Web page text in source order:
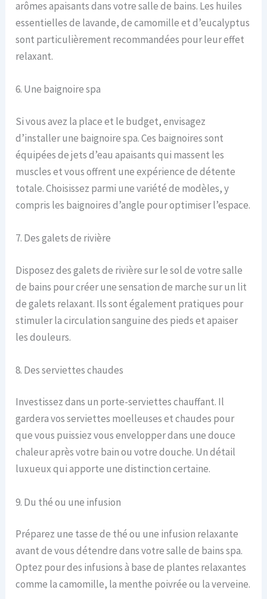
arômes apaisants dans votre salle de bains. Les huiles
essentielles de lavande, de camomille et d’eucalyptus
sont particulièrement recommandées pour leur effet
relaxant.
6. Une baignoire spa
Si vous avez la place et le budget, envisagez
d’installer une baignoire spa. Ces baignoires sont
équipées de jets d’eau apaisants qui massent les
muscles et vous offrent une expérience de détente
totale. Choisissez parmi une variété de modèles, y
compris les baignoires d’angle pour optimiser l’espace.
7. Des galets de rivière
Disposez des galets de rivière sur le sol de votre salle
de bains pour créer une sensation de marche sur un lit
de galets relaxant. Ils sont également pratiques pour
stimuler la circulation sanguine des pieds et apaiser
les douleurs.
8. Des serviettes chaudes
Investissez dans un porte-serviettes chauffant. Il
gardera vos serviettes moelleuses et chaudes pour
que vous puissiez vous envelopper dans une douce
chaleur après votre bain ou votre douche. Un détail
luxueux qui apporte une distinction certaine.
9. Du thé ou une infusion
Préparez une tasse de thé ou une infusion relaxante
avant de vous détendre dans votre salle de bains spa.
Optez pour des infusions à base de plantes relaxantes
comme la camomille, la menthe poivrée ou la verveine.